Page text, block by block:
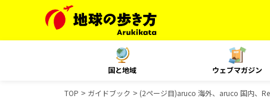
国と地域 ウェブマガジン
TOP ガイドブック (2ページ目)aruco 海外、aruco 国内、